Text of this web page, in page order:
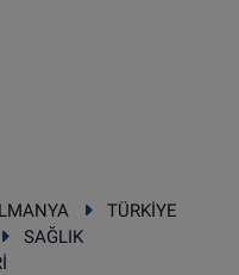
TÜRKİYE
SAĞLIK